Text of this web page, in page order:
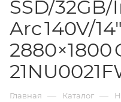
SSD/32GB/
Arc 140V/14"
2880×1800
Главная — Каталог —